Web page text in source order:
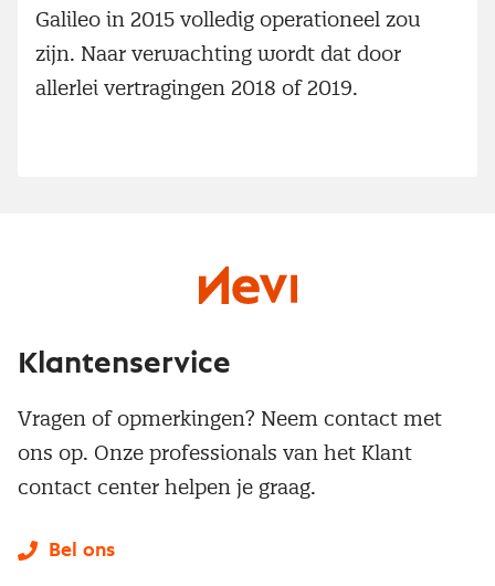
Galileo in 2015 volledig operationeel zou
zijn. Naar verwachting wordt dat door
allerlei vertragingen 2018 of 2019.
Klantenservice
Vragen of opmerkingen? Neem contact met
ons op. Onze professionals van het Klant
contact center helpen je graag.
Bel ons